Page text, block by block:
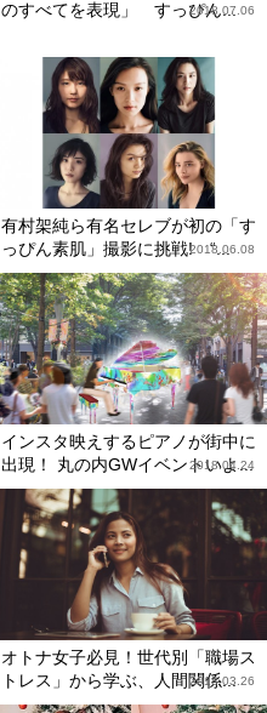
のすべてを表現」 すっぴん...
2018.07.06
有村架純ら有名セレブが初の「す
っぴん素肌」撮影に挑戦! “...
2018.06.08
インスタ映えするピアノが街中に
出現！ 丸の内GWイベントいよ...
2018.04.24
オトナ女子必見！世代別「職場ス
トレス」から学ぶ、人間関係...
2018.03.26